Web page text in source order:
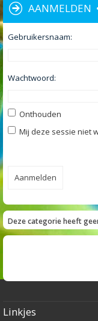
AANMELDEN
Gebruikersnaam:
Wachtwoord:
Onthouden
Mij deze sessie niet
Deze categorie heeft
Linkjes